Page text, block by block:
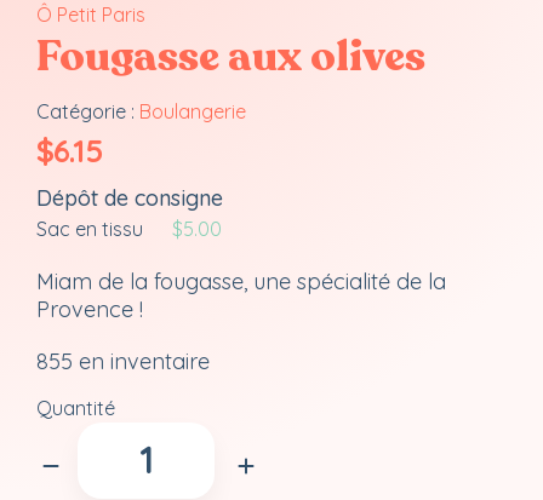
Ô Petit Paris
Fougasse aux olives
Catégorie : Boulangerie
$6.15
Dépôt de consigne
Sac en tissu $5.00
Miam de la fougasse, une spécialité de la
Provence !
855 en inventaire
Quantité